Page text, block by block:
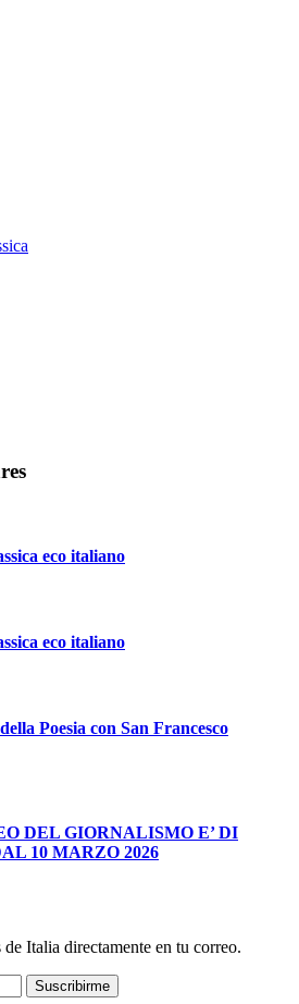
eco italiano
eco italiano
Poesia con San Francesco
DEL GIORNALISMO E’ DI
10 MARZO 2026
Italia directamente en tu correo.
Suscribirme